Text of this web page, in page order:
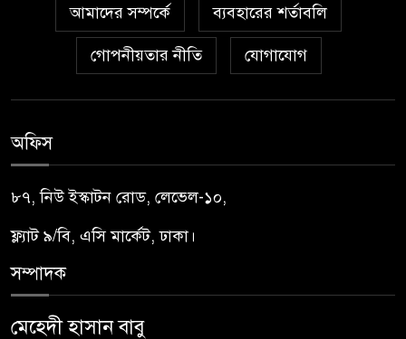
আমাদের সম্পর্কে ব্যবহারের শর্তাবলি
গোপনীয়তার নীতি যোগাযোগ
অফিস
৮৭, নিউ ইস্কাটন রোড, লেভেল-১০,
ফ্ল্যাট ৯/বি, এসি মার্কেট, ঢাকা।
সম্পাদক
মেহেদী হাসান বাবু